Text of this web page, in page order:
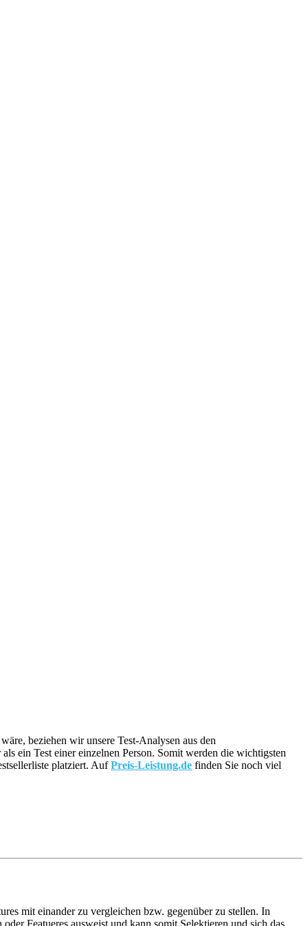
beziehen wir unsere Test-Analysen aus den
ein Test einer einzelnen Person. Somit werden die wichtigsten
platziert. AufPreis-Leistung.de finden Sie noch viel
mit einander zu vergleichen bzw. gegenüber zu stellen. In
Featueres ausweist und kann somit Selektieren und sich das